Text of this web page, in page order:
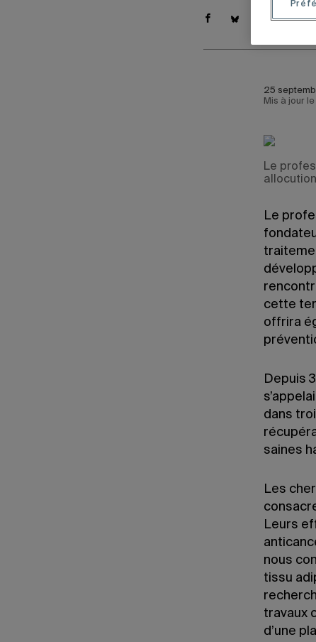
25
Mis à jour
Le
Le
cette
offrira
Depuis
dans
saines
Les
Leurs
nous
tissu
travaux
d’une